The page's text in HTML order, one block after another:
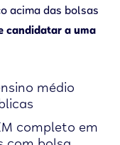
acima das bolsas
candidatar a uma
médio
completo em